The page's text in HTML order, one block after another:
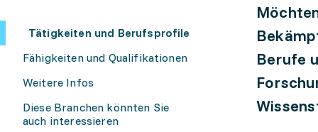
Tätigkeiten und Berufsprofile
Fähigkeiten und Qualifikationen
Weitere Infos
Diese Branchen könnten Sie
auch interessieren
Berufe